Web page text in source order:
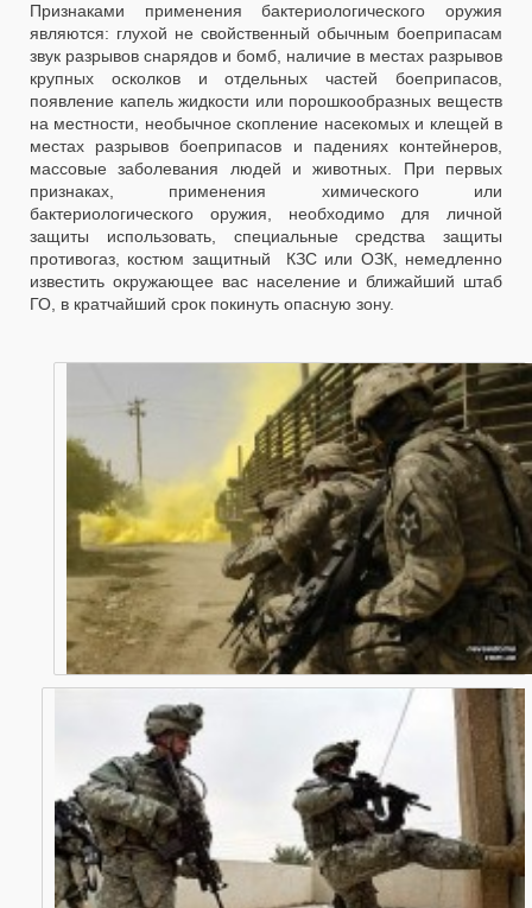
Признаками применения бактериологического оружия
являются: глухой не свойственный обычным боеприпасам
звук разрывов снарядов и бомб, наличие в местах разрывов
крупных осколков и отдельных частей боеприпасов,
появление капель жидкости или порошкообразных веществ
на местности, необычное скопление насекомых и клещей в
местах разрывов боеприпасов и падениях контейнеров,
массовые заболевания людей и животных. При первых
признаках, применения химического или
бактериологического оружия, необходимо для личной
защиты использовать, специальные средства защиты
противогаз, костюм защитный КЗС или ОЗК, немедленно
известить окружающее вас население и ближайший штаб
ГО, в кратчайший срок покинуть опасную зону.